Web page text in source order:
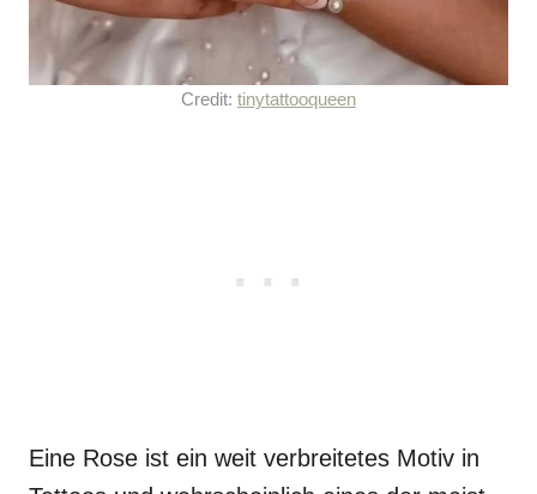
Credit: tinytattooqueen
Eine Rose ist ein weit verbreitetes Motiv in